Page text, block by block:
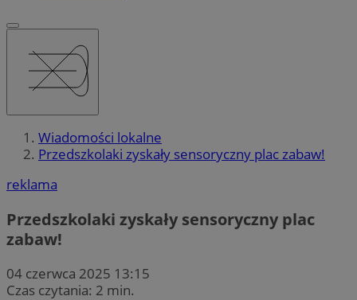
Wiadomości lokalne
Przedszkolaki zyskały sensoryczny plac zabaw!
reklama
Przedszkolaki zyskały sensoryczny plac
zabaw!
04 czerwca 2025 13:15
Czas czytania: 2 min.